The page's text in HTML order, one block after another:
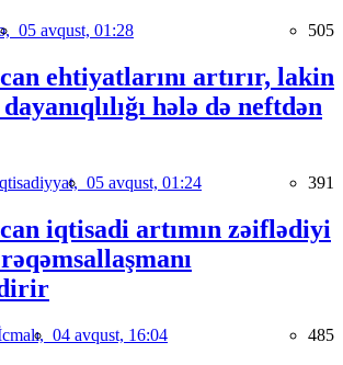
05 avqust, 01:28 505
ehtiyatlarını artırır, lakin
hələ də neftdən
05 avqust, 01:24 391
iqtisadi artımın zəiflədiyi
04 avqust, 16:04 485